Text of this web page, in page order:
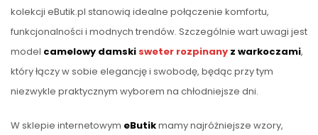
kolekcji eButik.pl stanowią idealne połączenie komfortu,
funkcjonalności i modnych trendów. Szczególnie wart uwagi jest
model camelowy damski sweter rozpinany z warkoczami,
który łączy w sobie elegancję i swobodę, będąc przy tym
niezwykle praktycznym wyborem na chłodniejsze dni.
W sklepie internetowym eButikmamy najróżniejsze wzory,